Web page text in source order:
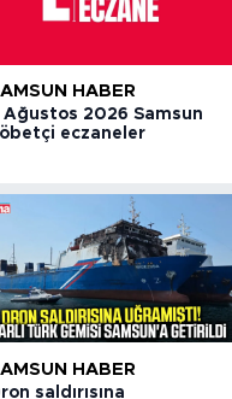
HABER
Ağustos 2026 Samsun
eczaneler
HABER
saldırısına